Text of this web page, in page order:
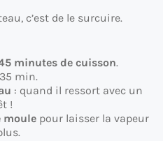
c’est de le surcuire.
minutes de cuisson.
min.
: quand il ressort avec un
!
moule pour laisser la vapeur